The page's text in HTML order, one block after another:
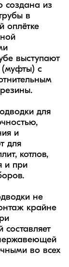
создана из
в
оплётке
выступают
(муфты) с
для
и
для
котлов,
и при
не
крайне
во всех